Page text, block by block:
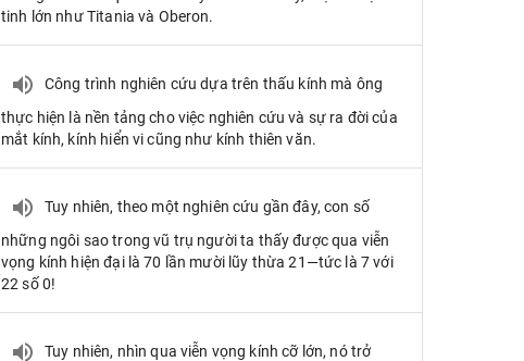
tinh lớn như Titania và Oberon.
Công trình nghiên cứu dựa trên thấu kính mà ông
thực hiện là nền tảng cho việc nghiên cứu và sự ra đời của
mắt kính, kính hiển vi cũng như kính thiên văn.
Tuy nhiên, theo một nghiên cứu gần đây, con số
những ngôi sao trong vũ trụ người ta thấy được qua viễn
vọng kính hiện đại là 70 lần mười lũy thừa 21—tức là 7 với
22 số 0!
Tuy nhiên, nhìn qua viễn vọng kính cỡ lớn, nó trở